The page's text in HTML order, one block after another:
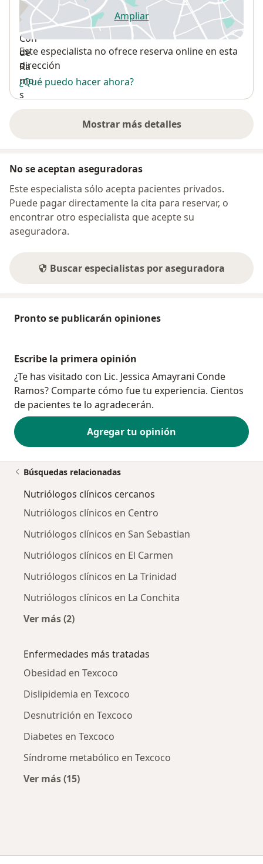
Ampliarse abre en una nueva
Disponibilidad
Este especialista no ofrece reserva online en esta
dirección
¿Qué puedo hacer ahora?
Mostrar más detalles
sobre la dirección
No se aceptan aseguradoras
Este especialista sólo acepta pacientes privados.
Puede pagar directamente la cita para reservar, o
encontrar otro especialista que acepte su
aseguradora.
Buscar especialistas por aseguradora
Pronto se publicarán opiniones
Escribe la primera opinión
¿Te has visitado con Lic. Jessica Amayrani Conde
Ramos? Comparte cómo fue tu experiencia. Cientos
de pacientes te lo agradecerán.
Agregar tu opinión
Búsquedas relacionadas
Nutriólogos clínicos cercanos
Nutriólogos clínicos en Centro
Nutriólogos clínicos en San Sebastian
Nutriólogos clínicos en El Carmen
Nutriólogos clínicos en La Trinidad
Nutriólogos clínicos en La Conchita
Ver más (2)
Enfermedades más tratadas
Obesidad en Texcoco
Dislipidemia en Texcoco
Desnutrición en Texcoco
Diabetes en Texcoco
Síndrome metabólico en Texcoco
Ver más (15)